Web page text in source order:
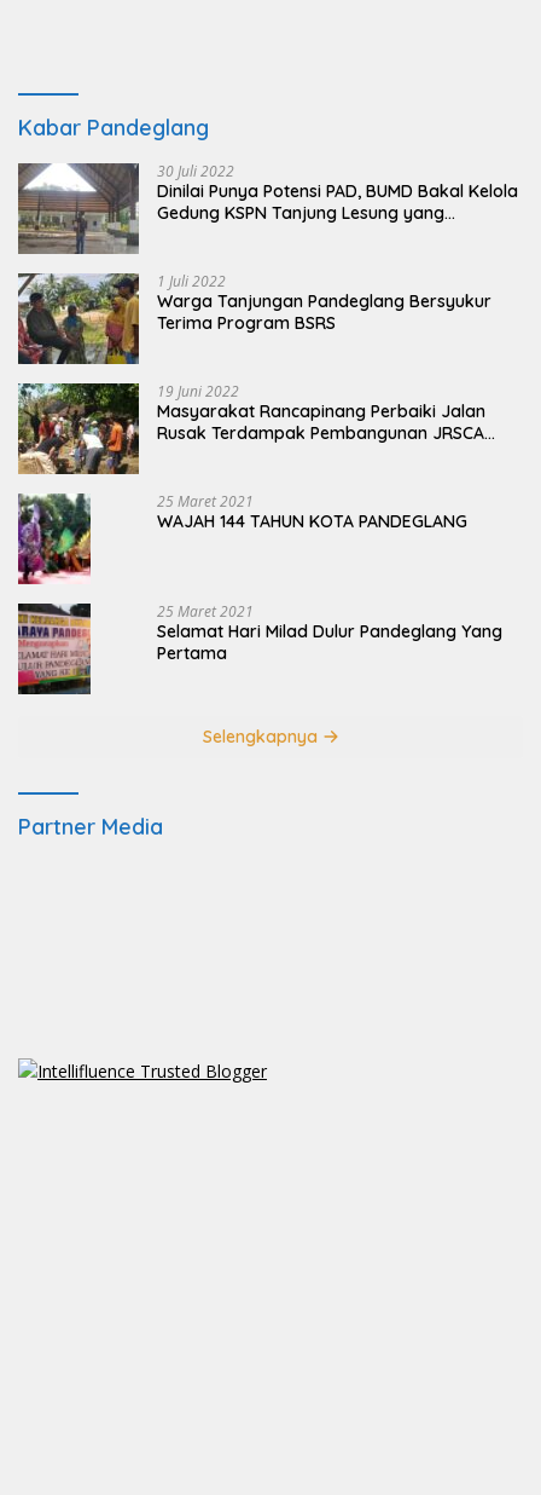
Kabar Pandeglang
30 Juli 2022
Dinilai Punya Potensi PAD, BUMD Bakal Kelola
Gedung KSPN Tanjung Lesung yang
1 Juli 2022
Warga Tanjungan Pandeglang Bersyukur
Terima Program BSRS
19 Juni 2022
Masyarakat Rancapinang Perbaiki Jalan
Rusak Terdampak Pembangunan JRSCA
25 Maret 2021
WAJAH 144 TAHUN KOTA PANDEGLANG
25 Maret 2021
Selamat Hari Milad Dulur Pandeglang Yang
Pertama
Selengkapnya
Partner Media